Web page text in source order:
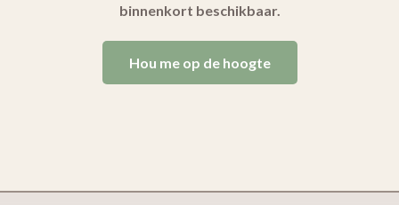
binnenkort beschikbaar.
Hou me op de hoogte